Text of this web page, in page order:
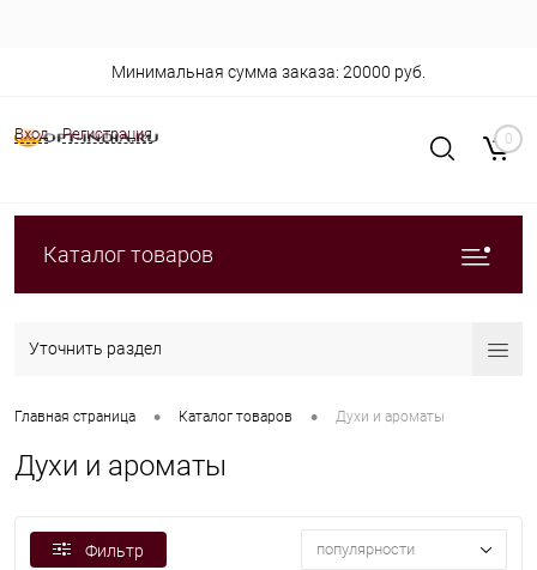
Вход Регистрация
Минимальная сумма заказа: 20000 руб.
0
Каталог товаров
Уточнить раздел
Главная страница • Каталог товаров • Духи и ароматы
Духи и ароматы
Фильтр популярности